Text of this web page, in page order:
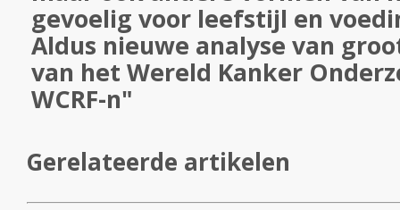
gevoelig voor leefstijl en
Aldus nieuwe analyse van
van het Wereld Kanker
WCRF-n"
Gerelateerde artikelen